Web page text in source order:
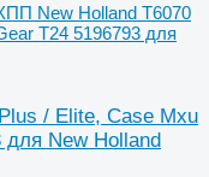
New Holland T6070
T24 5196793 для
/ Elite, Case Mxu
для New Holland